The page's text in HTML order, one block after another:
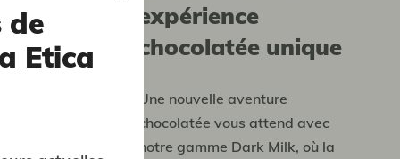
expérience
chocolatée unique
Une nouvelle aventure
chocolatée vous attend avec
notre gamme Dark Milk, où la
de
Etica